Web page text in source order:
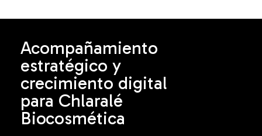
Acompañamiento
estratégico y
crecimiento digital
para Chlaralé
Biocosmética